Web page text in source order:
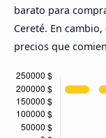
barato para
Cereté. En cambio,
precios que